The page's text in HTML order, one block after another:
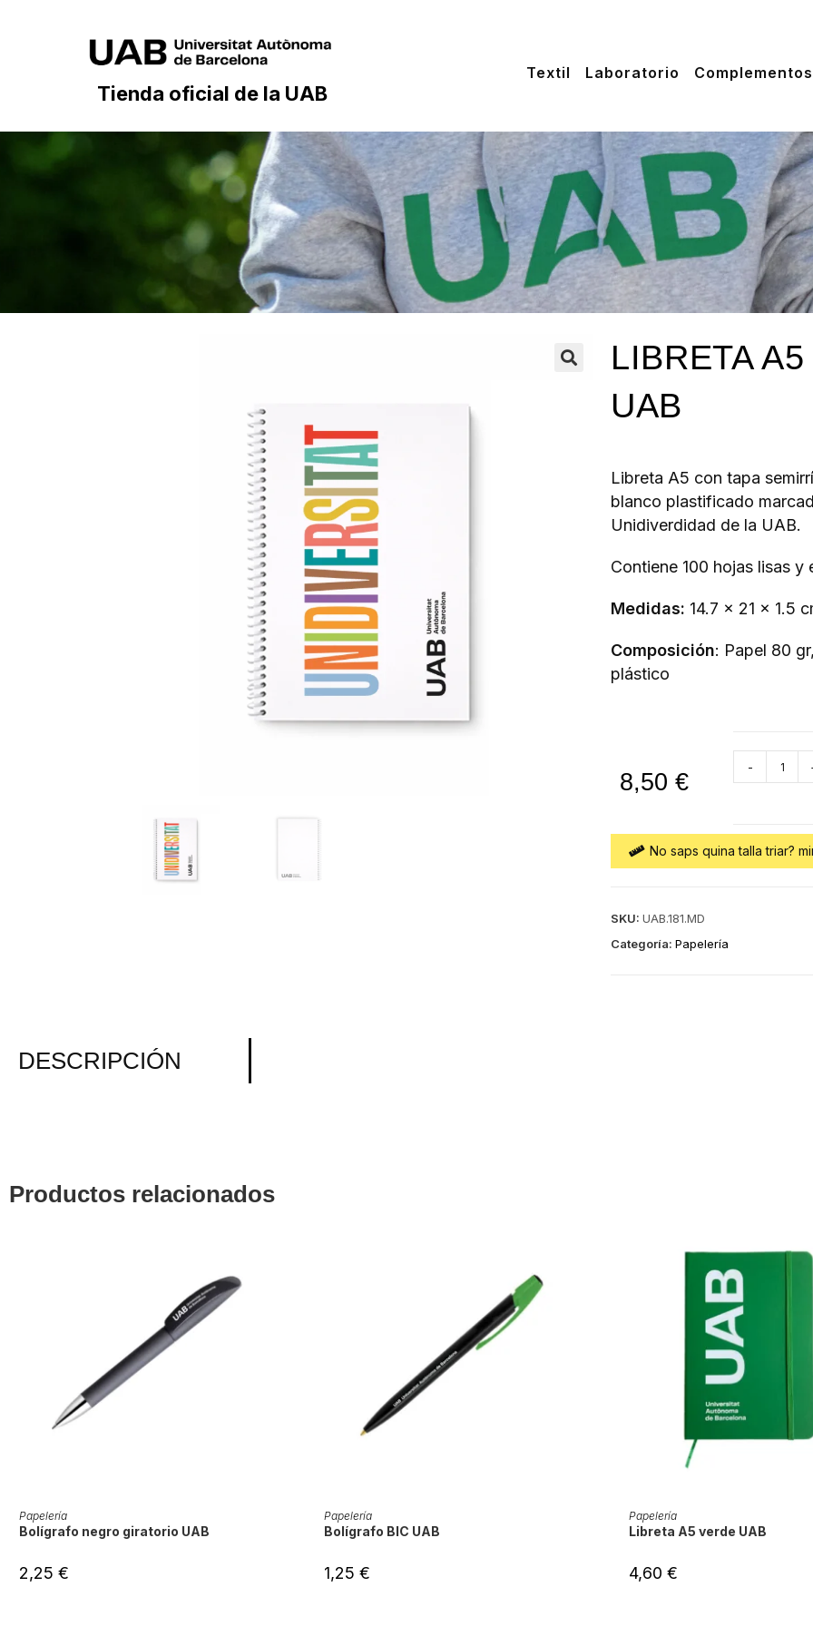
Tienda oficial de la UAB
Textil Laboratorio Complementos
LIBRETA
UAB
Libreta A5 con tapa
blanco plastificado
Unidiverdidad de la UAB.
Contiene 100 hojas lisas
Medidas: 14.7 x 21 x 1.5
Composición: Papel 80
plástico
8,50€
-
No saps quina talla triar?
SKU:UAB.181.MD
Categoría:Papelería
DESCRIPCIÓN
Productos relacionados
Papelería
Bolígrafo negro giratorio UAB
2,25€
Papelería
Bolígrafo BIC UAB
1,25€
Papelería
Libreta A5 verde UAB
4,60€